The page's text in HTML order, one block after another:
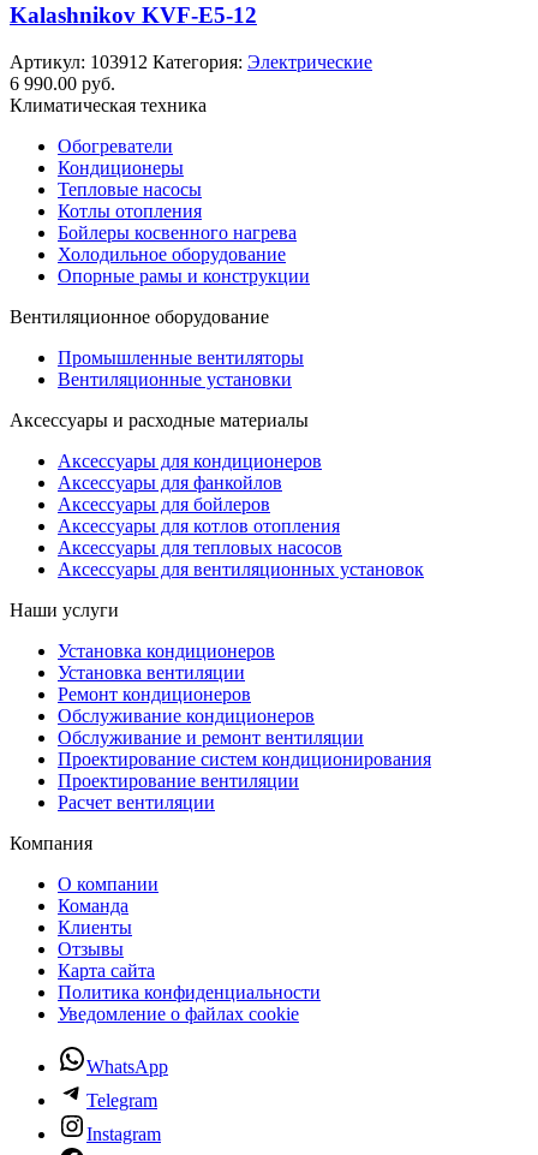
Kalashnikov KVF-E5-12
Артикул: 103912 Категория: Электрические
6 990.00 руб.
Климатическая техника
Обогреватели
Кондиционеры
Тепловые насосы
Котлы отопления
Бойлеры косвенного нагрева
Холодильное оборудование
Опорные рамы и конструкции
Вентиляционное оборудование
Промышленные вентиляторы
Вентиляционные установки
Аксессуары и расходные материалы
Аксессуары для кондиционеров
Аксессуары для фанкойлов
Аксессуары для бойлеров
Аксессуары для котлов отопления
Аксессуары для тепловых насосов
Аксессуары для вентиляционных установок
Наши услуги
Установка кондиционеров
Установка вентиляции
Ремонт кондиционеров
Обслуживание кондиционеров
Обслуживание и ремонт вентиляции
Проектирование систем кондиционирования
Проектирование вентиляции
Расчет вентиляции
Компания
О компании
Команда
Клиенты
Отзывы
Карта сайта
Политика конфиденциальности
Уведомление о файлах cookie
WhatsApp
Telegram
Instagram